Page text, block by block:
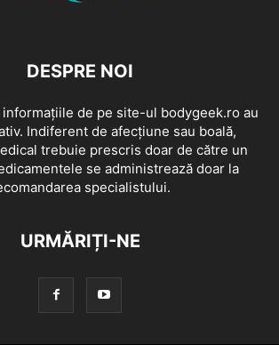
DESPRE NOI
informațiile de pe site-ul bodygeek.ro au
Indiferent de afecțiune sau boală,
trebuie prescris doar de către un
se administrează doar la
specialistului.
URMĂRIȚI-NE